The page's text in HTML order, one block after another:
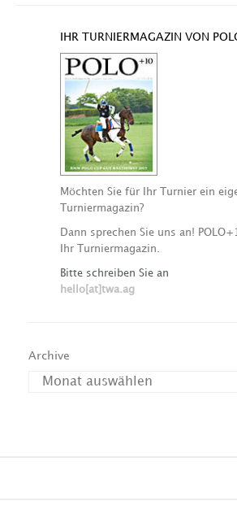
IHR TURNIERMAGAZIN VON
Möchten Sie für Ihr Turnier ein
Turniermagazin?
Dann sprechen Sie uns an!
Ihr Turniermagazin.
Bitte schreiben Sie an
hello[at]twa.ag
Archive